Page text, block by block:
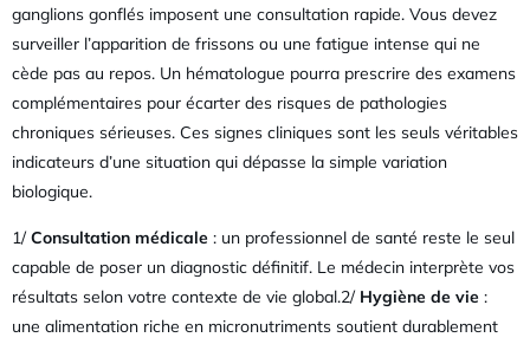
ganglions gonflés imposent une consultation rapide. Vous devez
surveiller l’apparition de frissons ou une fatigue intense qui ne
cède pas au repos. Un hématologue pourra prescrire des examens
complémentaires pour écarter des risques de pathologies
chroniques sérieuses. Ces signes cliniques sont les seuls véritables
indicateurs d’une situation qui dépasse la simple variation
biologique.
1/Consultation médicale : un professionnel de santé reste le seul
capable de poser un diagnostic définitif. Le médecin interprète vos
résultats selon votre contexte de vie global.2/ Hygiène de vie :
une alimentation riche en micronutriments soutient durablement